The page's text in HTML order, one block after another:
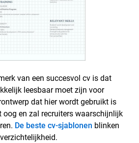
van een succesvol cv is dat
leesbaar moet zijn voor
dat hier wordt gebruikt is
oog en zal recruiters waarschijnlijk
De beste cv-sjablonen blinken